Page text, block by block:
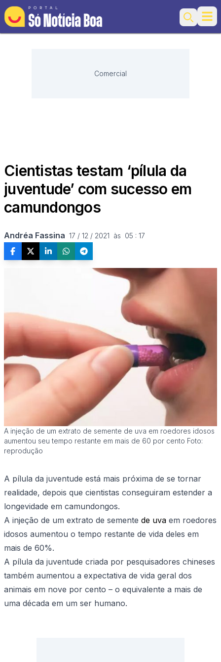
Search
Comercial
Cientistas testam ‘pílula da
juventude’ com sucesso em
camundongos
Andréa Fassina 17 / 12 / 2021  às  05 : 17
A injeção de um extrato de semente de uva em roedores idosos
aumentou seu tempo restante em mais de 60 por cento Foto:
reprodução
A pílula da juventude está mais próxima de se tornar
realidade, depois que cientistas conseguiram estender a
longevidade em camundongos.
A injeção de um extrato de semente de uva em roedores
idosos aumentou o tempo restante de vida deles em
mais de 60%.
A pílula da juventude criada por pesquisadores chineses
também aumentou a expectativa de vida geral dos
animais em nove por cento – o equivalente a mais de
uma década em um ser humano.